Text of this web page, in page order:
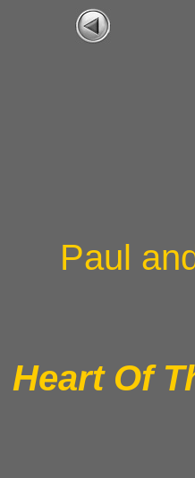
Paul
Heart Of